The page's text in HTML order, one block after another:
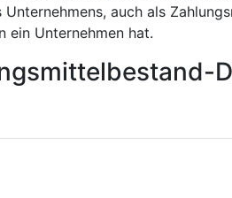
auch als
ein Unternehmen hat.